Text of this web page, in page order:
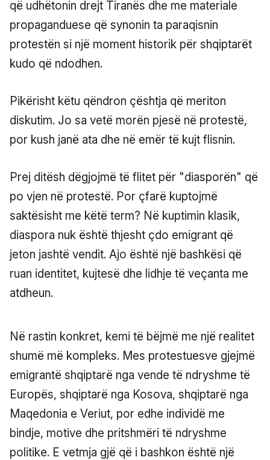
që udhëtonin drejt Tiranës dhe me materiale
propaganduese që synonin ta paraqisnin
protestën si një moment historik për shqiptarët
kudo që ndodhen.
Pikërisht këtu qëndron çështja që meriton
diskutim. Jo sa vetë morën pjesë në protestë,
por kush janë ata dhe në emër të kujt flisnin.
Prej ditësh dëgjojmë të flitet për "diasporën" që
po vjen në protestë. Por çfarë kuptojmë
saktësisht me këtë term? Në kuptimin klasik,
diaspora nuk është thjesht çdo emigrant që
jeton jashtë vendit. Ajo është një bashkësi që
ruan identitet, kujtesë dhe lidhje të veçanta me
atdheun.
Në rastin konkret, kemi të bëjmë me një realitet
shumë më kompleks. Mes protestuesve gjejmë
emigrantë shqiptarë nga vende të ndryshme të
Europës, shqiptarë nga Kosova, shqiptarë nga
Maqedonia e Veriut, por edhe individë me
bindje, motive dhe pritshmëri të ndryshme
politike. E vetmja gjë që i bashkon është një